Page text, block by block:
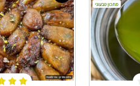
מתכון טבעוני